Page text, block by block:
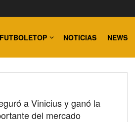
FUTBOLETOP NOTICIAS NEWS
a Vinicius y ganó la
del mercado